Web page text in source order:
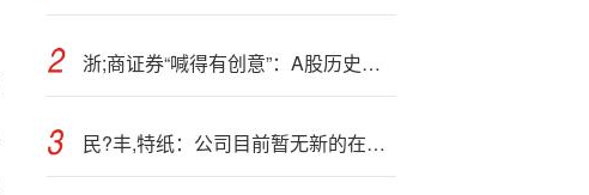
浙;商证券“喊得有创意”：A股历史上第一次“系统性“慢”牛”
民?丰,特纸：公司目前暂无新的在建大型项目